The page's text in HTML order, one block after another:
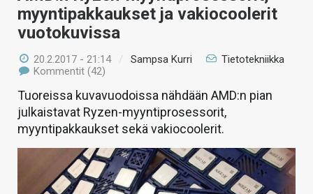
myyntipakkaukset ja vakiocoolerit
vuotokuvissa
20.2.2017 - 21:14 / Sampsa Kurri
Tietotekniikka
Kommentit (42)
Tuoreissa kuvavuodoissa nähdään AMD:n pian
julkaistavat Ryzen-myyntiprosessorit,
myyntipakkaukset sekä vakiocoolerit.